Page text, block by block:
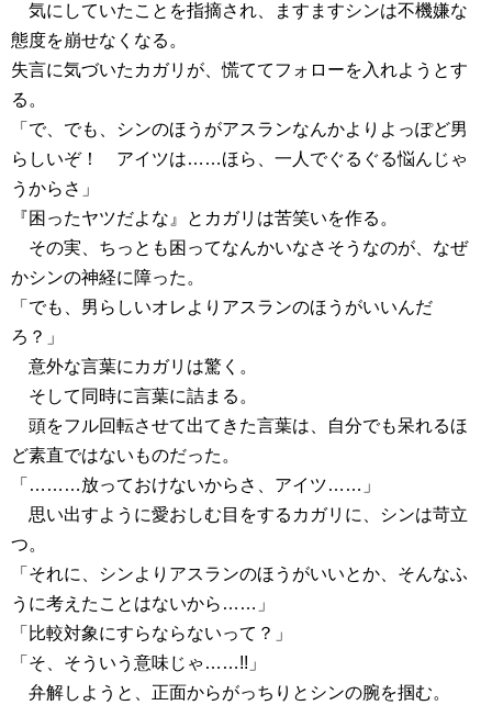
気にしていたことを指摘され、ますますシンは不機嫌な
態度を崩せなくなる。
失言に気づいたカガリが、慌ててフォローを入れようとす
る。
「で、でも、シンのほうがアスランなんかよりよっぽど男
らしいぞ！ アイツは……ほら、一人でぐるぐる悩んじゃ
うからさ」
『困ったヤツだよな』とカガリは苦笑いを作る。
その実、ちっとも困ってなんかいなさそうなのが、なぜ
かシンの神経に障った。
「でも、男らしいオレよりアスランのほうがいいんだ
ろ？」
意外な言葉にカガリは驚く。
そして同時に言葉に詰まる。
頭をフル回転させて出てきた言葉は、自分でも呆れるほ
ど素直ではないものだった。
「………放っておけないからさ、アイツ……」
思い出すように愛おしむ目をするカガリに、シンは苛立
つ。
「それに、シンよりアスランのほうがいいとか、そんなふ
うに考えたことはないから……」
「比較対象にすらならないって？」
「そ、そういう意味じゃ……!!」
弁解しようと、正面からがっちりとシンの腕を掴む。